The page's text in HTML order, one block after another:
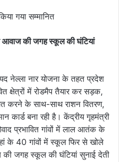
आवाज की जगह स्कूल की घंटियां
नेल्ला नार योजना के तहत प्रदेश
क्षेत्रों में रोडमैप तैयार कर सड़क,
करने के साथ-साथ राशन वितरण,
कार्ड बना रही है। केंद्रीय गृहमंत्री
प्रभावित गांवों में लाल आतंक के
के 40 गांवों में स्कूल फिर से खोले
की जगह स्कूल की घंटियां सुनाई देती